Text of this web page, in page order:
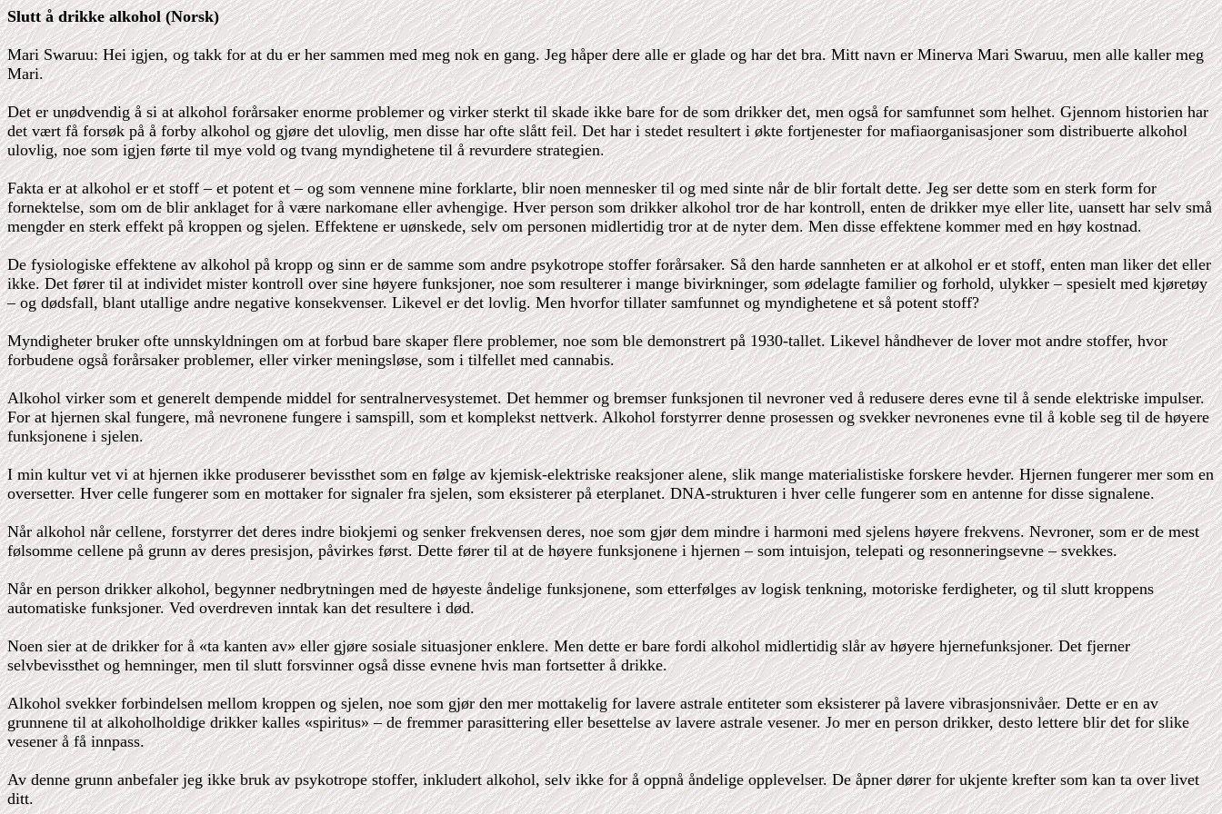
Slutt å drikke alkohol (Norsk)
Mari Swaruu: Hei igjen, og takk for at du er her sammen med meg nok en gang. Jeg håper dere alle er glade og har det bra. Mitt navn er Minerva Mari Swaruu, men alle kaller meg
Mari.
Det er unødvendig å si at alkohol forårsaker enorme problemer og virker sterkt til skade ikke bare for de som drikker det, men også for samfunnet som helhet. Gjennom historien har
det vært få forsøk på å forby alkohol og gjøre det ulovlig, men disse har ofte slått feil. Det har i stedet resultert i økte fortjenester for mafiaorganisasjoner som distribuerte alkohol
ulovlig, noe som igjen førte til mye vold og tvang myndighetene til å revurdere strategien.
Fakta er at alkohol er et stoff – et potent et – og som vennene mine forklarte, blir noen mennesker til og med sinte når de blir fortalt dette. Jeg ser dette som en sterk form for
fornektelse, som om de blir anklaget for å være narkomane eller avhengige. Hver person som drikker alkohol tror de har kontroll, enten de drikker mye eller lite, uansett har selv små
mengder en sterk effekt på kroppen og sjelen. Effektene er uønskede, selv om personen midlertidig tror at de nyter dem. Men disse effektene kommer med en høy kostnad.
De fysiologiske effektene av alkohol på kropp og sinn er de samme som andre psykotrope stoffer forårsaker. Så den harde sannheten er at alkohol er et stoff, enten man liker det eller
ikke. Det fører til at individet mister kontroll over sine høyere funksjoner, noe som resulterer i mange bivirkninger, som ødelagte familier og forhold, ulykker – spesielt med kjøretøy
– og dødsfall, blant utallige andre negative konsekvenser. Likevel er det lovlig. Men hvorfor tillater samfunnet og myndighetene et så potent stoff?
Myndigheter bruker ofte unnskyldningen om at forbud bare skaper flere problemer, noe som ble demonstrert på 1930-tallet. Likevel håndhever de lover mot andre stoffer, hvor
forbudene også forårsaker problemer, eller virker meningsløse, som i tilfellet med cannabis.
Alkohol virker som et generelt dempende middel for sentralnervesystemet. Det hemmer og bremser funksjonen til nevroner ved å redusere deres evne til å sende elektriske impulser.
For at hjernen skal fungere, må nevronene fungere i samspill, som et komplekst nettverk. Alkohol forstyrrer denne prosessen og svekker nevronenes evne til å koble seg til de høyere
funksjonene i sjelen.
I min kultur vet vi at hjernen ikke produserer bevissthet som en følge av kjemisk-elektriske reaksjoner alene, slik mange materialistiske forskere hevder. Hjernen fungerer mer som en
oversetter. Hver celle fungerer som en mottaker for signaler fra sjelen, som eksisterer på eterplanet. DNA-strukturen i hver celle fungerer som en antenne for disse signalene.
Når alkohol når cellene, forstyrrer det deres indre biokjemi og senker frekvensen deres, noe som gjør dem mindre i harmoni med sjelens høyere frekvens. Nevroner, som er de mest
følsomme cellene på grunn av deres presisjon, påvirkes først. Dette fører til at de høyere funksjonene i hjernen – som intuisjon, telepati og resonneringsevne – svekkes.
Når en person drikker alkohol, begynner nedbrytningen med de høyeste åndelige funksjonene, som etterfølges av logisk tenkning, motoriske ferdigheter, og til slutt kroppens
automatiske funksjoner. Ved overdreven inntak kan det resultere i død.
Noen sier at de drikker for å «ta kanten av» eller gjøre sosiale situasjoner enklere. Men dette er bare fordi alkohol midlertidig slår av høyere hjernefunksjoner. Det fjerner
selvbevissthet og hemninger, men til slutt forsvinner også disse evnene hvis man fortsetter å drikke.
Alkohol svekker forbindelsen mellom kroppen og sjelen, noe som gjør den mer mottakelig for lavere astrale entiteter som eksisterer på lavere vibrasjonsnivåer. Dette er en av
grunnene til at alkoholholdige drikker kalles «spiritus» – de fremmer parasittering eller besettelse av lavere astrale vesener. Jo mer en person drikker, desto lettere blir det for slike
vesener å få innpass.
Av denne grunn anbefaler jeg ikke bruk av psykotrope stoffer, inkludert alkohol, selv ikke for å oppnå åndelige opplevelser. De åpner dører for ukjente krefter som kan ta over livet
ditt.